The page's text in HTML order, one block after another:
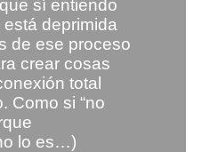
sí entiendo
deprimida
de ese proceso
crear cosas
total
Como si “no
lo es…)